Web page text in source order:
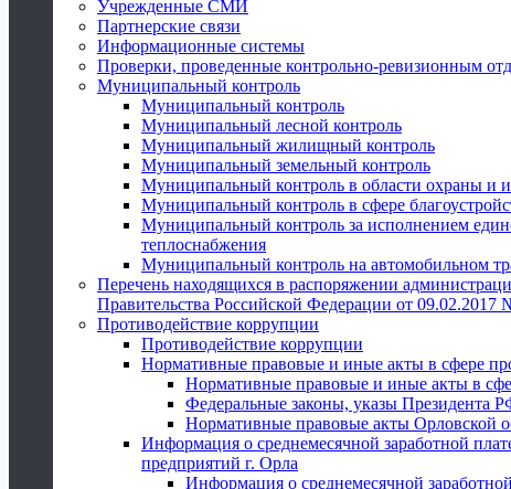
Учрежденные СМИ
Партнерские связи
Информационные системы
Проверки, проведенные контрольно-ревизионным
Муниципальный контроль
Муниципальный контроль
Муниципальный лесной контроль
Муниципальный жилищный контроль
Муниципальный земельный контроль
Муниципальный контроль в области охраны и
Муниципальный контроль в сфере
Муниципальный контроль за исполнением
теплоснабжения
Муниципальный контроль на автомобильном
Перечень находящихся в распоряжении
Правительства Российской Федерации от 09.02.2017
Противодействие коррупции
Противодействие коррупции
Нормативные правовые и иные акты в сфере
Нормативные правовые и иные акты в
Федеральные законы, указы Президента
Нормативные правовые акты Орловской
Информация о среднемесячной заработной
предприятий г. Орла
Информация о среднемесячной